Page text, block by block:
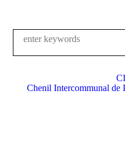
Chenil Intercommunal de